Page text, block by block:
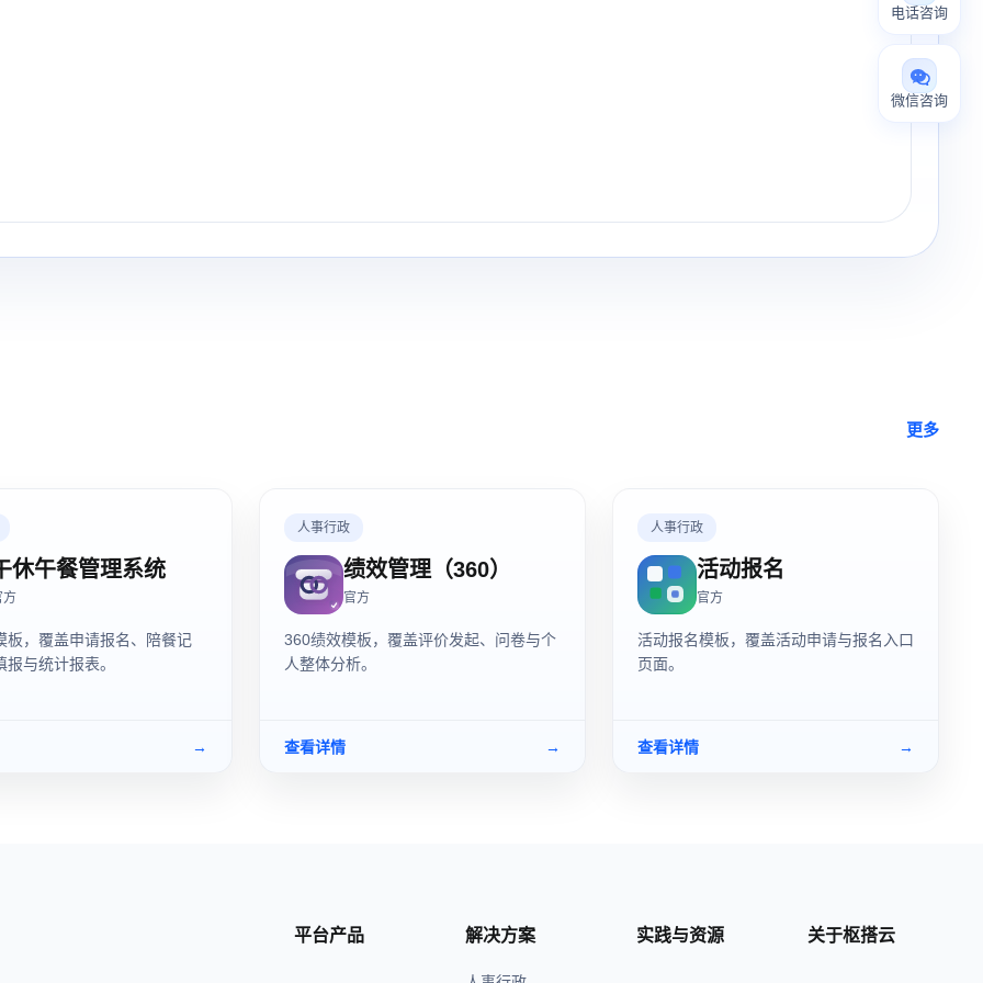
更多
休午餐管理系统
方
板，覆盖申请报名、陪餐记
与统计报表。
→
人事行政
绩效管理（360）
官方
360绩效模板，覆盖评价发起、问卷与个
人整体分析。
查看详情 →
人事行政
活动报名
官方
活动报名模板，覆盖活动申请与报名入口
页面。
查看详情 →
电话咨询
微信咨询
平台产品 解决方案 实践与资源 关于枢搭云